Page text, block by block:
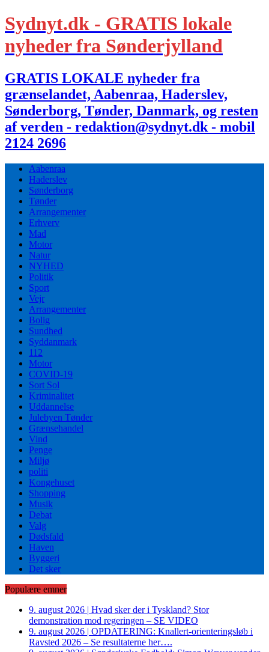
Sydnyt.dk - GRATIS lokale
nyheder fra Sønderjylland
GRATIS LOKALE nyheder fra
grænselandet, Aabenraa, Haderslev,
Sønderborg, Tønder, Danmark, og resten
af verden - redaktion@sydnyt.dk - mobil
2124 2696
Aabenraa
Haderslev
Sønderborg
Tønder
Arrangementer
Erhverv
Mad
Motor
Natur
NYHED
Politik
Sport
Vejr
Arrangementer
Bolig
Sundhed
Syddanmark
112
Motor
COVID-19
Sort Sol
Kriminalitet
Uddannelse
Julebyen Tønder
Grænsehandel
Vind
Penge
Miljø
politi
Kongehuset
Shopping
Musik
Debat
Valg
Dødsfald
Haven
Byggeri
Det sker
Populære emner
9. august 2026 | Hvad sker der i Tyskland? Stor
demonstration mod regeringen – SE VIDEO
9. august 2026 | OPDATERING: Knallert-orienteringsløb i
Ravsted 2026 – Se resultaterne her….